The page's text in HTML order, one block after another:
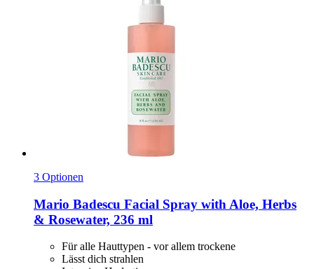
3 Optionen
Mario Badescu Facial Spray with Aloe, Herbs
& Rosewater, 236 ml
Für alle Hauttypen - vor allem trockene
Lässt dich strahlen